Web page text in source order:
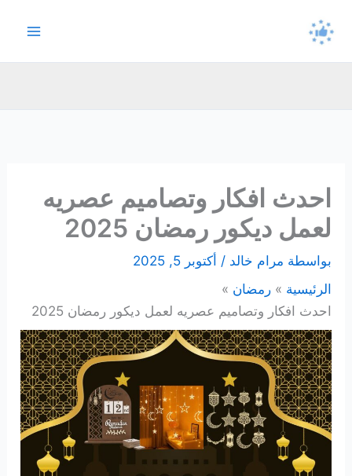
احدث افكار وتصاميم عصريه
لعمل ديكور رمضان 2025
بواسطة مرام خالد/ أكتوبر 5, 2025
الرئيسية
رمضان
احدث افكار وتصاميم عصريه لعمل ديكور رمضان 2025